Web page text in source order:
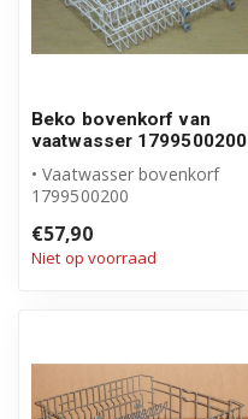
Beko bovenkorf van
vaatwasser 1799500200
• Vaatwasser bovenkorf
1799500200
• Origineel Beko produ...
€57,90
Niet op voorraad